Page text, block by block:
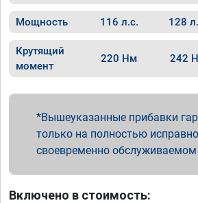
Мощность 116 л.с. 128
Крутящий
момент
220 Нм 242
Вышеуказанные прибавки
только на полностью
своевременно
Включено в стоимость: